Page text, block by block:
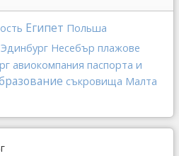
Египет Польша
Эдинбург Несебър плажове
авиокомпания паспорта и
съкровища Малта